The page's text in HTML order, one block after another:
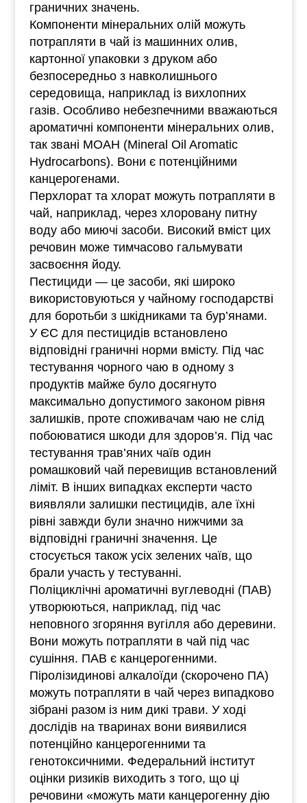
граничних значень.
Компоненти мінеральних олій можуть
потрапляти в чай із машинних олив,
картонної упаковки з друком або
безпосередньо з навколишнього
середовища, наприклад із вихлопних
газів. Особливо небезпечними вважаються
ароматичні компоненти мінеральних олив,
так звані MOAH (Mineral Oil Aromatic
Hydrocarbons). Вони є потенційними
канцерогенами.
Перхлорат та хлорат можуть потрапляти в
чай, наприклад, через хлоровану питну
воду або миючі засоби. Високий вміст цих
речовин може тимчасово гальмувати
засвоєння йоду.
Пестициди — це засоби, які широко
використовуються у чайному господарстві
для боротьби з шкідниками та бур’янами.
У ЄС для пестицидів встановлено
відповідні граничні норми вмісту. Під час
тестування чорного чаю в одному з
продуктів майже було досягнуто
максимально допустимого законом рівня
залишків, проте споживачам чаю не слід
побоюватися шкоди для здоров’я. Під час
тестування трав’яних чаїв один
ромашковий чай перевищив встановлений
ліміт. В інших випадках експерти часто
виявляли залишки пестицидів, але їхні
рівні завжди були значно нижчими за
відповідні граничні значення. Це
стосується також усіх зелених чаїв, що
брали участь у тестуванні.
Поліциклічні ароматичні вуглеводні (ПАВ)
утворюються, наприклад, під час
неповного згоряння вугілля або деревини.
Вони можуть потрапляти в чай під час
сушіння. ПАВ є канцерогенними.
Піролізидинові алкалоїди (скорочено ПА)
можуть потрапляти в чай через випадково
зібрані разом із ним дикі трави. У ході
дослідів на тваринах вони виявилися
потенційно канцерогенними та
генотоксичними. Федеральний інститут
оцінки ризиків виходить з того, що ці
речовини «можуть мати канцерогенну дію